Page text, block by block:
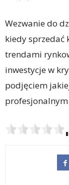
Wezwanie do
kiedy sprzedać
trendami
inwestycje w
podjęciem